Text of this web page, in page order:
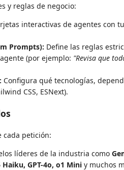
y reglas de negocio:
interactivas de agentes con
Prompts): Define las reglas
(por ejemplo: "Revisa que
Configura qué tecnologías,
CSS, ESNext).
cada petición:
líderes de la industria como
Haiku, GPT-4o, o1 Mini y muchos